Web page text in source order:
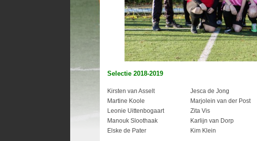
Selectie 2018-2019
Kirsten van Asselt Jesca de Jong
Martine Koole
Marjolein van der Post
Leonie Uittenbogaart
Zita Vis
Manouk Sloothaak
Karlijn van Dorp
Elske de Pater
Kim Klein